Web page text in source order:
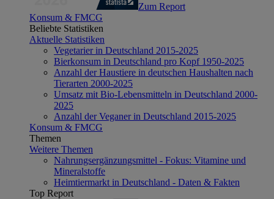
Zum Report
Konsum & FMCG
Beliebte Statistiken
Aktuelle Statistiken
Vegetarier in Deutschland 2015-2025
Bierkonsum in Deutschland pro Kopf 1950-2025
Anzahl der Haustiere in deutschen Haushalten nach
Tierarten 2000-2025
Umsatz mit Bio-Lebensmitteln in Deutschland 2000-
2025
Anzahl der Veganer in Deutschland 2015-2025
Konsum & FMCG
Themen
Weitere Themen
Nahrungsergänzungsmittel - Fokus: Vitamine und
Mineralstoffe
Heimtiermarkt in Deutschland - Daten & Fakten
Top Report